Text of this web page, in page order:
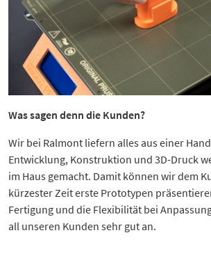
Was sagen denn die Kunden?
Wir bei Ralmont liefern alles aus einer
Entwicklung, Konstruktion und 3D-Druck
im Haus gemacht. Damit können wir dem
kürzester Zeit erste Prototypen
Fertigung und die Flexibilität bei
all unseren Kunden sehr gut an.